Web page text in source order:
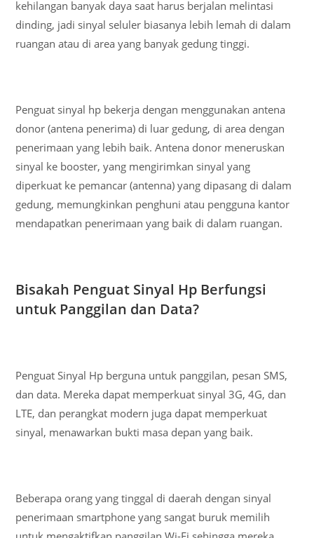
kehilangan banyak daya saat harus berjalan melintasi
dinding, jadi sinyal seluler biasanya lebih lemah di dalam
ruangan atau di area yang banyak gedung tinggi.
Penguat sinyal hp bekerja dengan menggunakan antena
donor (antena penerima) di luar gedung, di area dengan
penerimaan yang lebih baik. Antena donor meneruskan
sinyal ke booster, yang mengirimkan sinyal yang
diperkuat ke pemancar (antenna) yang dipasang di dalam
gedung, memungkinkan penghuni atau pengguna kantor
mendapatkan penerimaan yang baik di dalam ruangan.
Bisakah Penguat Sinyal Hp Berfungsi
untuk Panggilan dan Data?
Penguat Sinyal Hp berguna untuk panggilan, pesan SMS,
dan data. Mereka dapat memperkuat sinyal 3G, 4G, dan
LTE, dan perangkat modern juga dapat memperkuat
sinyal, menawarkan bukti masa depan yang baik.
Beberapa orang yang tinggal di daerah dengan sinyal
penerimaan smartphone yang sangat buruk memilih